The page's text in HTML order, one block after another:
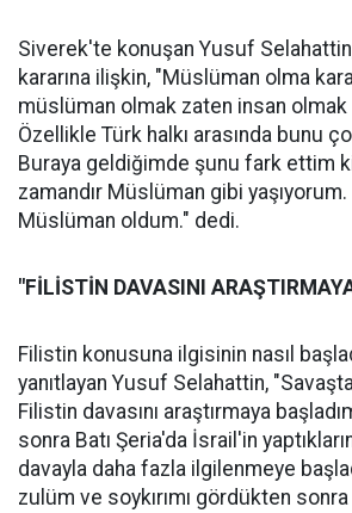
Siverek'te konuşan Yusuf
kararına ilişkin, "Müslüman olma
müslüman olmak zaten insan
Özellikle Türk halkı arasında bunu
Buraya geldiğimde şunu fark ettim
zamandır Müslüman gibi
Müslüman oldum." dedi.
"FİLİSTİN DAVASINI
Filistin konusuna ilgisinin nasıl
yanıtlayan Yusuf Selahattin,
Filistin davasını araştırmaya
sonra Batı Şeria'da İsrail'in
davayla daha fazla ilgilenmeye
zulüm ve soykırımı gördükten